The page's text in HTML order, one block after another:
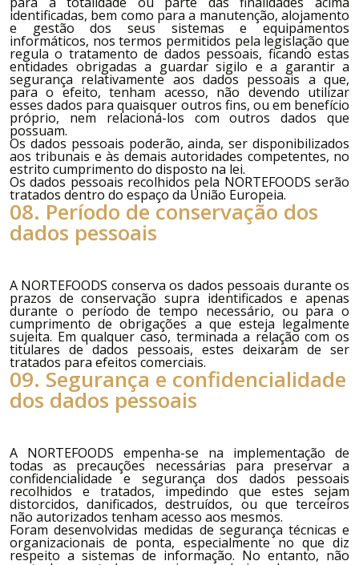
identificadas, bem como para a manutenção, alojamento
e gestão dos seus sistemas e equipamentos
informáticos, nos termos permitidos pela legislação que
regula o tratamento de dados pessoais, ficando estas
entidades obrigadas a guardar sigilo e a garantir a
segurança relativamente aos dados pessoais a que,
para o efeito, tenham acesso, não devendo utilizar
esses dados para quaisquer outros fins, ou em benefício
próprio, nem relacioná-los com outros dados que
possuam.
Os dados pessoais poderão, ainda, ser disponibilizados
aos tribunais e às demais autoridades competentes, no
estrito cumprimento do disposto na lei.
Os dados pessoais recolhidos pela NORTEFOODSserão
tratados dentro do espaço da União Europeia.
08. Período de conservação dos
dados pessoais
A NORTEFOODS conserva os dados pessoais durante os
prazos de conservação supra identificados e apenas
durante o período de tempo necessário, ou para o
cumprimento de obrigações a que esteja legalmente
sujeita. Em qualquer caso, terminada a relação com os
titulares de dados pessoais, estes deixaram de ser
tratados para efeitos comerciais.
09. Segurança e confidencialidade
dos dados pessoais
A NORTEFOODS empenha-se na implementação de
todas as precauções necessárias para preservar a
confidencialidade e segurança dos dados pessoais
recolhidos e tratados, impedindo que estes sejam
distorcidos, danificados, destruídos, ou que terceiros
não autorizados tenham acesso aos mesmos.
Foram desenvolvidas medidas de segurança técnicas e
organizacionais de ponta, especialmente no que diz
respeito a sistemas de informação. No entanto, não